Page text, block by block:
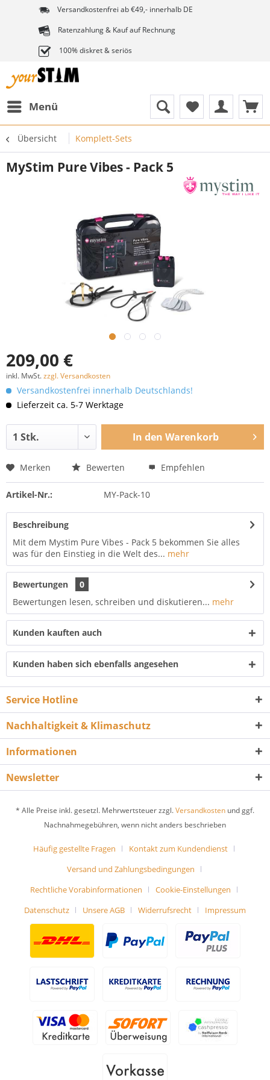
Versandkostenfrei ab €49,- innerhalb DE
Ratenzahlung & Kauf auf Rechnung
100% diskret & seriös
Menü
Übersicht Komplett-Sets
MyStim Pure Vibes - Pack 5
209,00 €
inkl. MwSt.zzgl. Versandkosten
Versandkostenfrei innerhalb Deutschlands!
Lieferzeit ca. 5-7 Werktage
In den Warenkorb
Merken Bewerten Empfehlen
Artikel-Nr.: MY-Pack-10
Beschreibung
Mit dem Mystim Pure Vibes - Pack 5 bekommen Sie alles
was für den Einstieg in die Welt des... mehr
Bewertungen
0
Bewertungen lesen, schreiben und diskutieren... mehr
Kunden kauften auch
Kunden haben sich ebenfalls angesehen
Service Hotline
Nachhaltigkeit & Klimaschutz
Informationen
Newsletter
* Alle Preise inkl. gesetzl. Mehrwertsteuer zzgl.Versandkosten und ggf.
Nachnahmegebühren, wenn nicht anders beschrieben
Häufig gestellte Fragen
Kontakt zum Kundendienst
Versand und Zahlungsbedingungen
Rechtliche Vorabinformationen
Cookie-Einstellungen
Datenschutz
Unsere AGB Widerrufsrecht Impressum